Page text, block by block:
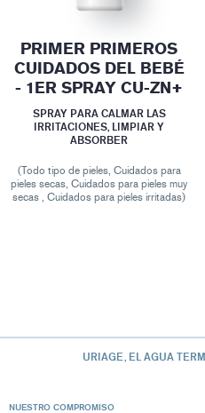
PRIMER PRIMEROS
CUIDADOS DEL BEBÉ
- 1ER SPRAY CU-ZN+
SPRAY PARA CALMAR LAS
IRRITACIONES, LIMPIAR Y
ABSORBER
(Todo tipo de pieles, Cuidados para
pieles secas, Cuidados para pieles muy
secas , Cuidados para pieles irritadas)
URIAGE, EL AGUA
NUESTRO COMPROMISO